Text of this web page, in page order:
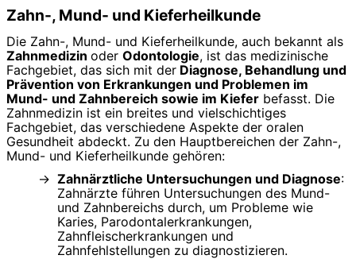
Zahn-, Mund- und Kieferheilkunde
Die Zahn-, Mund- und Kieferheilkunde, auch bekannt als
Zahnmedizin oder Odontologie, ist das medizinische
Fachgebiet, das sich mit der Diagnose, Behandlung und
Prävention von Erkrankungen und Problemen im
Mund- und Zahnbereich sowie im Kiefer befasst. Die
Zahnmedizin ist ein breites und vielschichtiges
Fachgebiet, das verschiedene Aspekte der oralen
Gesundheit abdeckt. Zu den Hauptbereichen der Zahn-,
Mund- und Kieferheilkunde gehören:
Zahnärztliche Untersuchungen und Diagnose:
Zahnärzte führen Untersuchungen des Mund-
und Zahnbereichs durch, um Probleme wie
Karies, Parodontalerkrankungen,
Zahnfleischerkrankungen und
Zahnfehlstellungen zu diagnostizieren.